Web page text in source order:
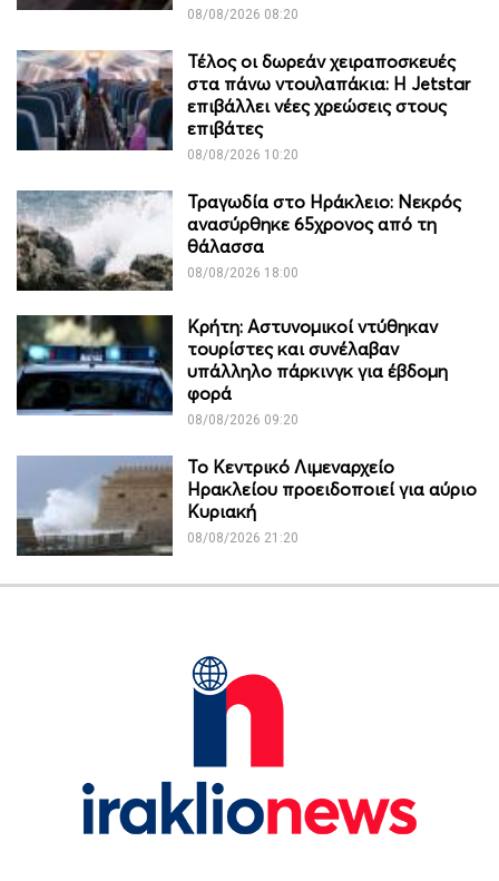
08/08/2026 08:20
Τέλος οι δωρεάν χειραποσκευές
στα πάνω ντουλαπάκια: Η Jetstar
επιβάλλει νέες χρεώσεις στους
επιβάτες
08/08/2026 10:20
Τραγωδία στο Ηράκλειο: Νεκρός
ανασύρθηκε 65χρονος από τη
θάλασσα
08/08/2026 18:00
Κρήτη: Αστυνομικοί ντύθηκαν
τουρίστες και συνέλαβαν
υπάλληλο πάρκινγκ για έβδομη
φορά
08/08/2026 09:20
Το Κεντρικό Λιμεναρχείο
Ηρακλείου προειδοποιεί για αύριο
Κυριακή
08/08/2026 21:20